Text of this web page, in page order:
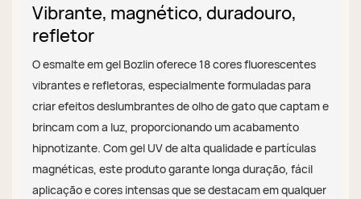
Vibrante, magnético, duradouro,
refletor
O esmalte em gel Bozlin oferece 18 cores fluorescentes
vibrantes e refletoras, especialmente formuladas para
criar efeitos deslumbrantes de olho de gato que captam e
brincam com a luz, proporcionando um acabamento
hipnotizante. Com gel UV de alta qualidade e partículas
magnéticas, este produto garante longa duração, fácil
aplicação e cores intensas que se destacam em qualquer